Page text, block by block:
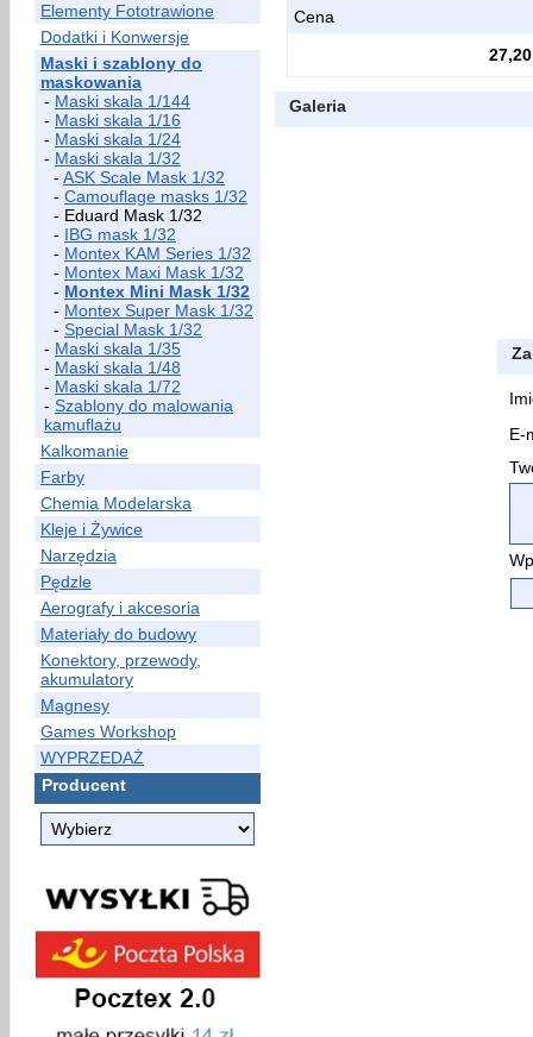
Elementy Fototrawione
Dodatki i Konwersje
Maski i szablony do
maskowania
- Maski skala 1/144
- Maski skala 1/16
- Maski skala 1/24
- Maski skala 1/32
- ASK Scale Mask 1/32
- Camouflage masks 1/32
- Eduard Mask 1/32
- IBG mask 1/32
- Montex KAM Series 1/32
- Montex Maxi Mask 1/32
- Montex Mini Mask 1/32
- Montex Super Mask 1/32
- Special Mask 1/32
- Maski skala 1/35
- Maski skala 1/48
- Maski skala 1/72
- Szablony do malowania
kamuflażu
Kalkomanie
Farby
Chemia Modelarska
Kleje i Żywice
Narzędzia
Pędzle
Aerografy i akcesoria
Materiały do budowy
Konektory, przewody,
akumulatory
Magnesy
Games Workshop
WYPRZEDAŻ
Producent
Cena
27,20
Galeria
E-